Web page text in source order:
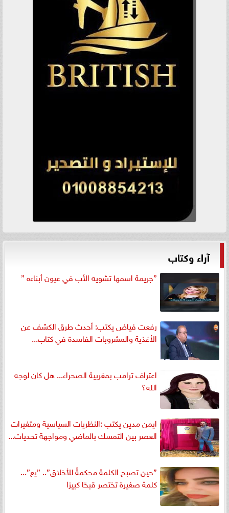
آراء وكتاب
”جريمة اسمها تشويه الأب في عيون أبناءه ”
رفعت فياض يكتب: أحدث طرق الكشف عن
الأغذية والمشروبات الفاسدة في كتاب...
اعتراف ترامب بمغربية الصحراء... هل كان لوجه
الله؟
ايمن مدين يكتب :النظريات السياسية ومتغيرات
العصر بين التمسك بالماضي ومواجهة تحديات...
”حين تصبح الكلمة محكمةً للأخلاق”.. ”يع”...
كلمة صغيرة تختصر قبحًا كبيرًا